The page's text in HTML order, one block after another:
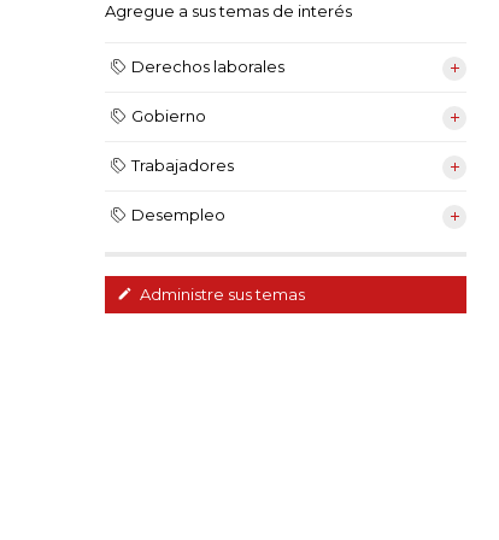
Agregue a sus temas de interés
Derechos laborales
Gobierno
Trabajadores
Desempleo
Administre sus temas